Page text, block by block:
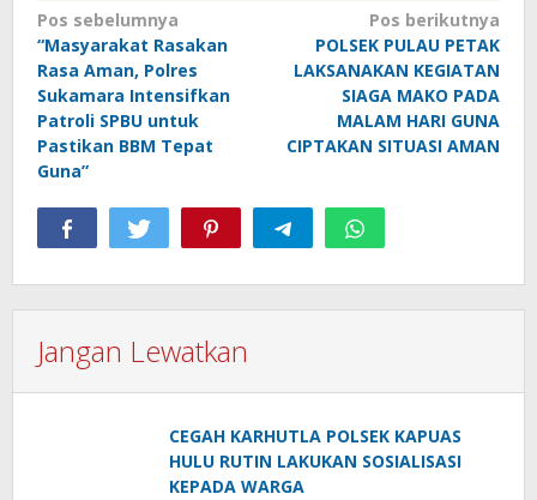
Navigasi
pos
Pos sebelumnya
“Masyarakat Rasakan
Rasa Aman, Polres
Sukamara Intensifkan
Patroli SPBU untuk
Pastikan BBM Tepat
Guna”
Pos berikutnya
POLSEK PULAU PETAK
LAKSANAKAN KEGIATAN
SIAGA MAKO PADA
MALAM HARI GUNA
CIPTAKAN SITUASI AMAN
Jangan Lewatkan
CEGAH KARHUTLA POLSEK KAPUAS
HULU RUTIN LAKUKAN SOSIALISASI
KEPADA WARGA